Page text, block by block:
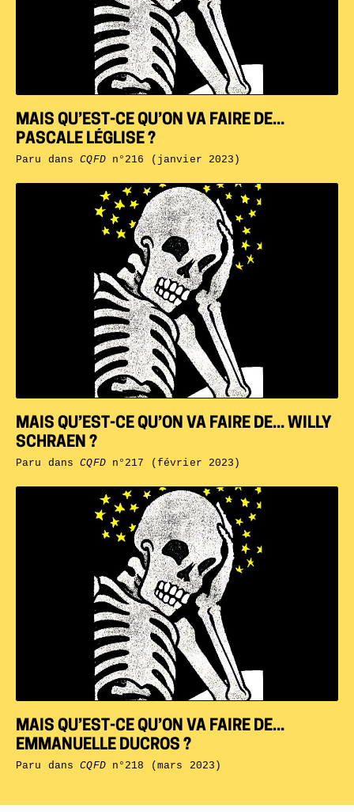
MAIS QU’EST-CE QU’ON VA FAIRE DE...
EMMANUELLE DUCROS ?
Paru dansCQFDn°218 (mars 2023)
MAIS QU’EST-CE QU’ON VA FAIRE DE... WILLY
SCHRAEN ?
Paru dansCQFDn°217 (février 2023)
MAIS QU’EST-CE QU’ON VA FAIRE DE...
PASCALE LÉGLISE ?
Paru dansCQFDn°216 (janvier 2023)